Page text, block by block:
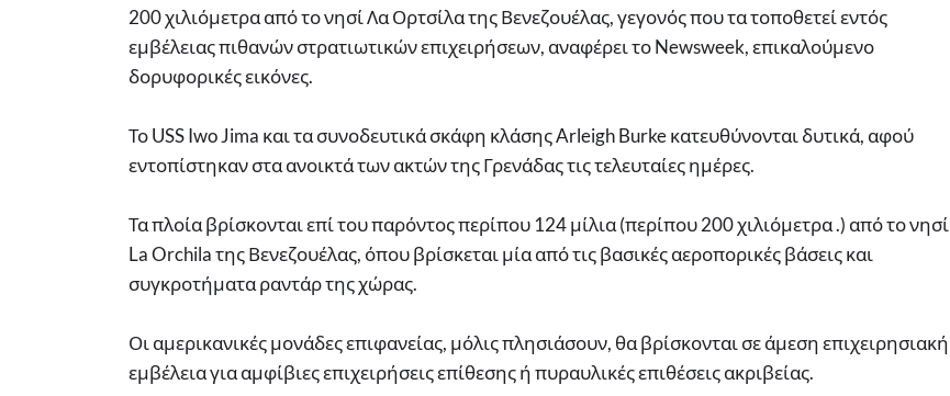
200 χιλιόμετρα από το νησί Λα Ορτσίλα της Βενεζουέλας, γεγονός που τα τοποθετεί εντός
εμβέλειας πιθανών στρατιωτικών επιχειρήσεων, αναφέρει το Newsweek, επικαλούμενο
δορυφορικές εικόνες.
Το USS Iwo Jima και τα συνοδευτικά σκάφη κλάσης Arleigh Burke κατευθύνονται δυτικά, αφού
εντοπίστηκαν στα ανοικτά των ακτών της Γρενάδας τις τελευταίες ημέρες.
Τα πλοία βρίσκονται επί του παρόντος περίπου 124 μίλια (περίπου 200 χιλιόμετρα .) από το νησί
La Orchila της Βενεζουέλας, όπου βρίσκεται μία από τις βασικές αεροπορικές βάσεις και
συγκροτήματα ραντάρ της χώρας.
Οι αμερικανικές μονάδες επιφανείας, μόλις πλησιάσουν, θα βρίσκονται σε άμεση επιχειρησιακή
εμβέλεια για αμφίβιες επιχειρήσεις επίθεσης ή πυραυλικές επιθέσεις ακριβείας.